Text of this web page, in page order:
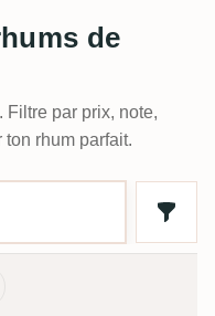
de
Filtre par prix, note,
rhum parfait.